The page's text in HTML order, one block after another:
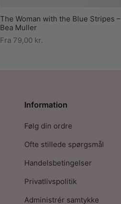
The Woman with the Blue Stripes –
Bea Muller
Fra 79,00 kr.
Information
Følg din ordre
Ofte stillede spørgsmål
Handelsbetingelser
Privatlivspolitik
Administrér samtykke